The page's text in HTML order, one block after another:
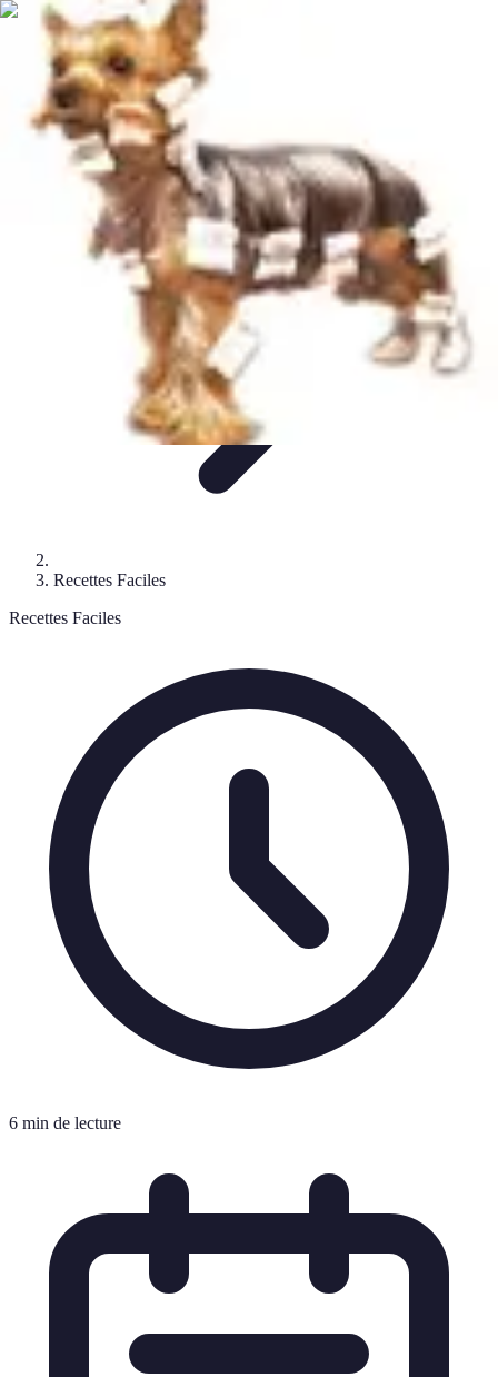
Recettes de Poissons
Recettes de Papillote
Recettes Faciles
MarinadesRecettes de Poisson
Recettes de Poissons
Recettes Faciles
Recettes Faciles
6 min de lecture